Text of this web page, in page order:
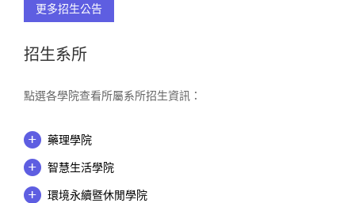
更多招生公告
招生系所
點選各學院查看所屬系所招生資訊：
藥理學院
智慧生活學院
環境永續暨休閒學院